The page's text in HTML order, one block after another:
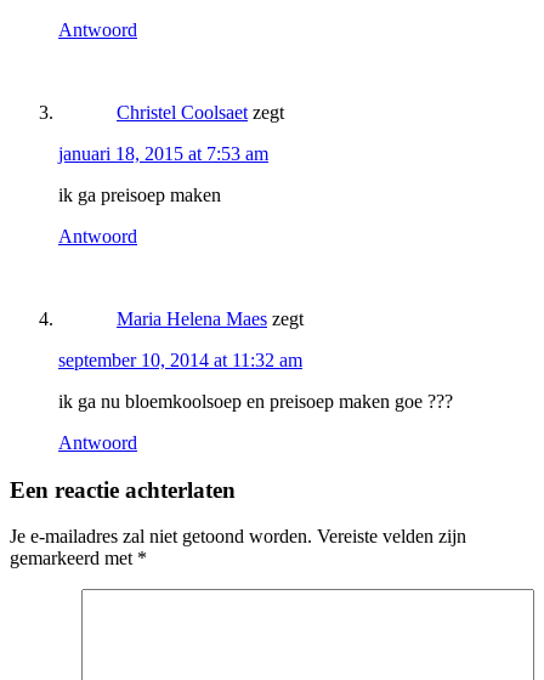
Antwoord
Christel Coolsaet zegt
januari 18, 2015 at 7:53 am
ik ga preisoep maken
Antwoord
Maria Helena Maes zegt
september 10, 2014 at 11:32 am
ik ga nu bloemkoolsoep en preisoep maken goe ???
Antwoord
Een reactie achterlaten
Je e-mailadres zal niet getoond worden. Vereiste velden zijn
gemarkeerd met *